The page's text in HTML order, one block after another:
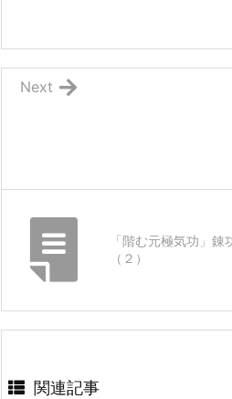
Next
「階む元極気功」
（２）
関連記事